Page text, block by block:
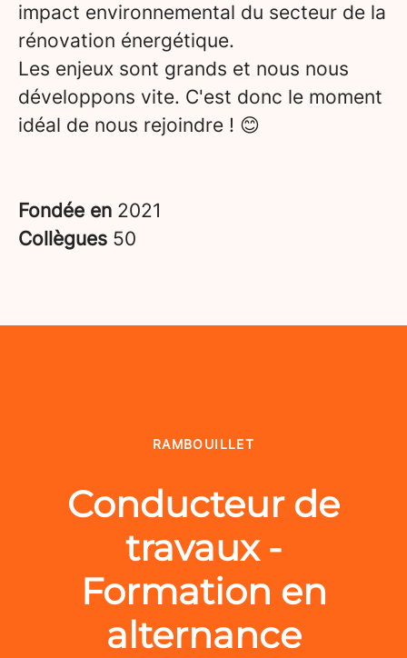
impact environnemental du secteur de la
rénovation énergétique.
Les enjeux sont grands et nous nous
développons vite. C'est donc le moment
idéal de nous rejoindre ! 😊
Fondée en 2021
Collègues 50
RAMBOUILLET
Conducteur de
travaux -
Formation en
alternance